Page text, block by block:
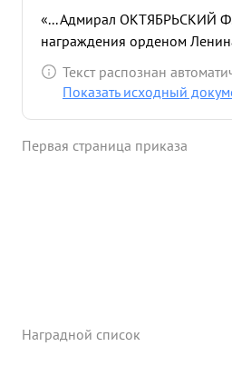
«... Адмирал ОКТЯБРЬСКИЙ
награждения орденом
Текст распознан
Показать исходный
Первая страница приказа
Наградной список